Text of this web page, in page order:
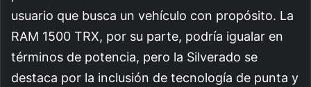
usuario que busca un vehículo con propósito. La
RAM 1500 TRX, por su parte, podría igualar en
términos de potencia, pero la Silverado se
destaca por la inclusión de tecnología de punta y